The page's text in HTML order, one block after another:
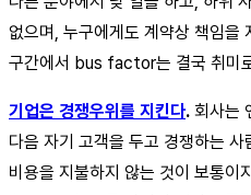
없으며, 누구에게도 계약상 책임을
구간에서 bus factor는 결국 취미
기업은 경쟁우위를 지킨다. 회사는
다음 자기 고객을 두고 경쟁하는
비용을 지불하지 않는 것이 보통